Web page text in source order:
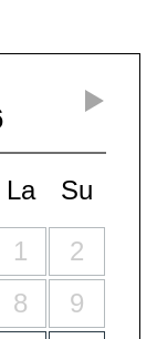
La Su
1
2
8
9